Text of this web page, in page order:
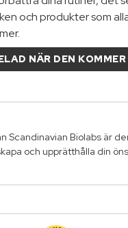
och produkter som
NÄR DEN
Scandinavian Biolabs är
och upprätthålla din